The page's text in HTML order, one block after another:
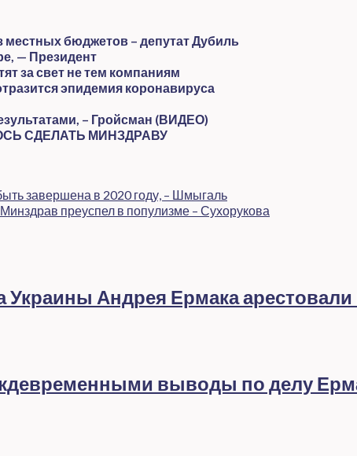
бюджетов – депутат Дубиль
— Президент
за свет не тем компаниям
эпидемия коронавируса
– Гройсман (ВИДЕО)
СДЕЛАТЬ МИНЗДРАВУ
завершена в 2020 году, – Шмыгаль
преуспел в популизме – Сухорукова
Андрея Ермака
выводы по делу